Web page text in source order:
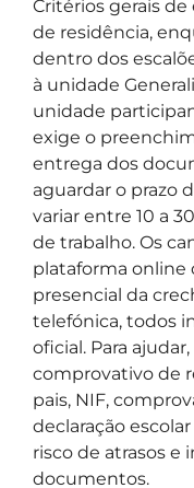
Critérios gerais
de residência,
dentro dos
à unidade
unidade
exige o
entrega dos
aguardar o prazo
variar entre 10 a
de trabalho. Os
plataforma online
presencial da
telefónica, todos
oficial. Para
comprovativo de
pais, NIF,
declaração
risco de atrasos e
documentos.